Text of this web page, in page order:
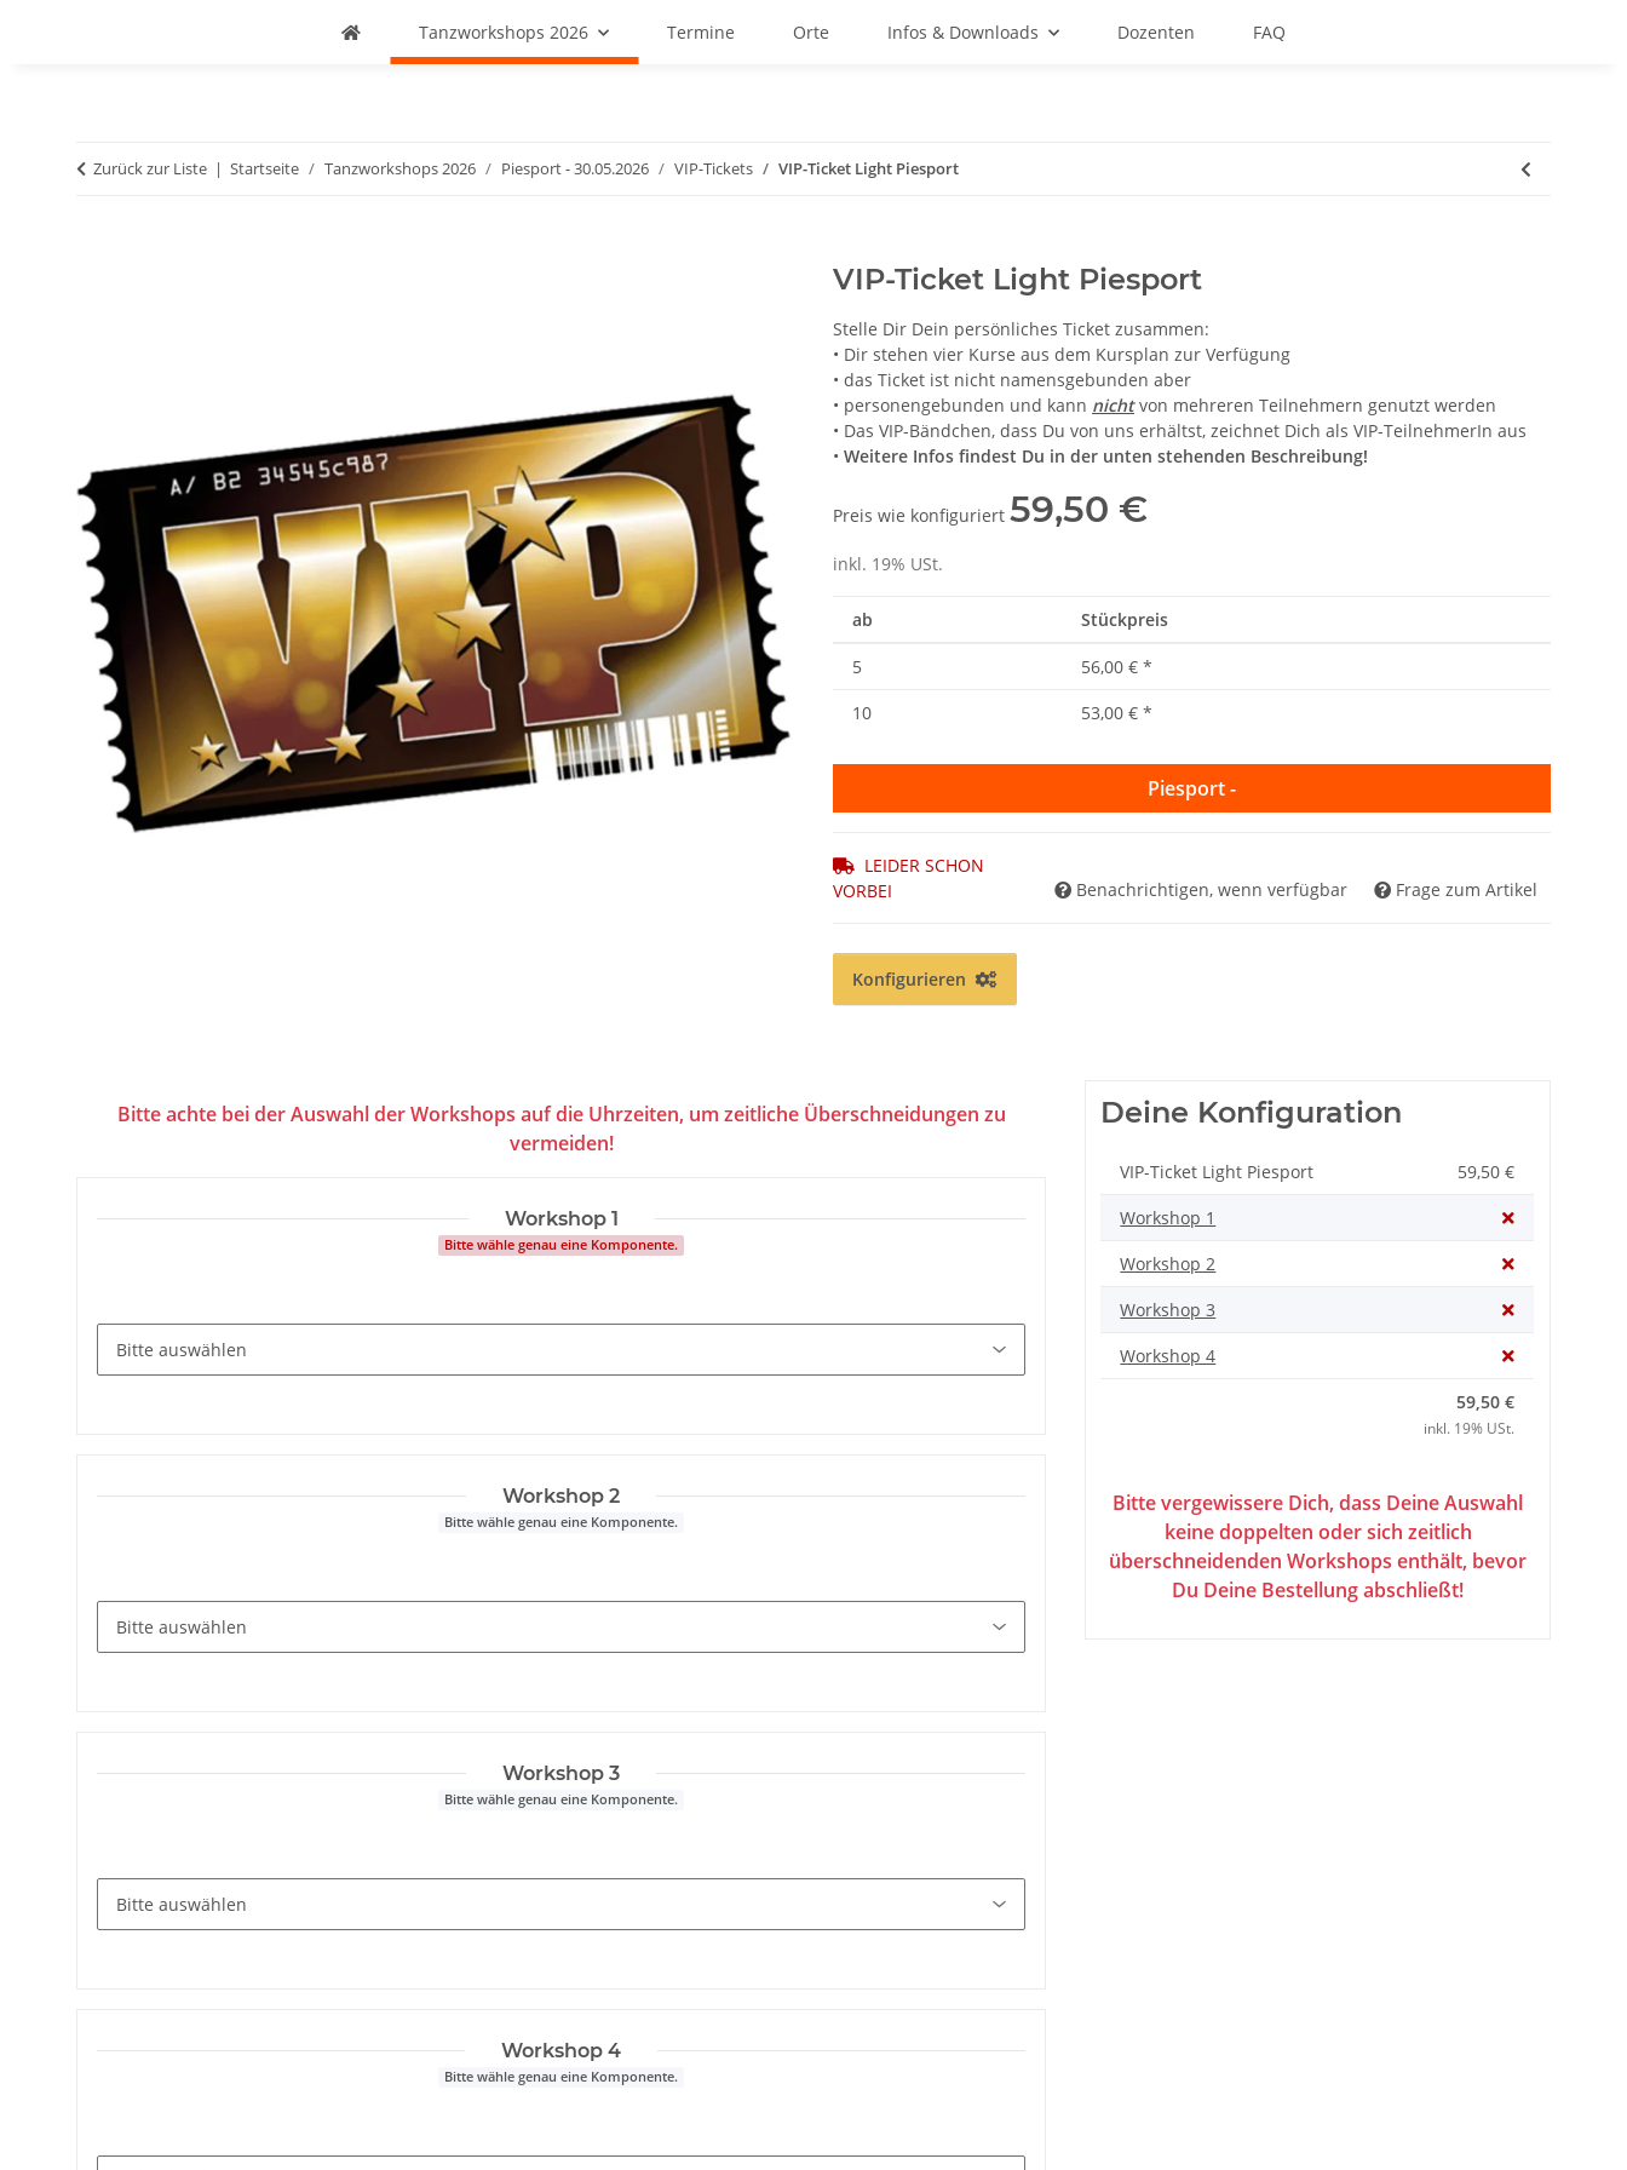
Tanzworkshops 2026 Termine Orte Infos & Downloads Dozenten FAQ
Zurück zur Liste Startseite Tanzworkshops 2026 Piesport - 30.05.2026 VIP-Tickets VIP-Ticket Light Piesport
VIP-Ticket Light Piesport
Stelle Dir Dein persönliches Ticket zusammen:
• Dir stehen vier Kurse aus dem Kursplan zur Verfügung
• das Ticket ist nicht namensgebunden aber
• personengebunden und kann nichtvon mehreren Teilnehmern genutzt werden
• Das VIP-Bändchen, dass Du von uns erhältst, zeichnet Dich als VIP-TeilnehmerIn aus
• Weitere Infos findest Du in der unten stehenden Beschreibung!
Preis wie konfiguriert 59,50 €
inkl. 19% USt.
ab Stückpreis
5 56,00 € *
10
53,00 € *
Piesport -
LEIDER SCHON
VORBEI
Benachrichtigen, wenn verfügbar Frage zum Artikel
Konfigurieren
Bitte achte bei der Auswahl der Workshops auf die Uhrzeiten, um zeitliche Überschneidungen zu
vermeiden!
Workshop 1
Bitte wähle genau eine Komponente.
Workshop 2
Bitte wähle genau eine Komponente.
Workshop 3
Bitte wähle genau eine Komponente.
Workshop 4
Bitte wähle genau eine Komponente.
Deine Konfiguration
VIP-Ticket Light Piesport
59,50 €
Workshop 1
Workshop 2
Workshop 3
Workshop 4
59,50 €
inkl. 19% USt.
Bitte vergewissere Dich, dass Deine Auswahl
keine doppelten oder sich zeitlich
überschneidenden Workshops enthält, bevor
Du Deine Bestellung abschließt!